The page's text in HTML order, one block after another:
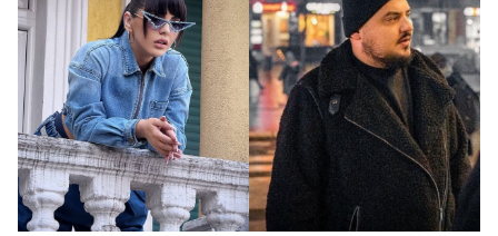
pamje që duket se pasqyron stilin dhe energjinë e
muzikës që pritet të përmbajë albumi....